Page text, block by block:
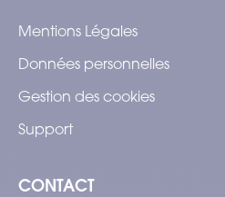
Mentions Légales
Données personnelles
Gestion des cookies
Support
CONTACT